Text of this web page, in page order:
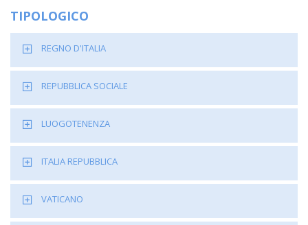
TIPOLOGICO
REGNO D'ITALIA
REPUBBLICA SOCIALE
LUOGOTENENZA
ITALIA REPUBBLICA
VATICANO